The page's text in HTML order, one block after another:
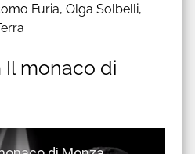
Furia, Olga Solbelli,
Il monaco di
Il monaco di Monza